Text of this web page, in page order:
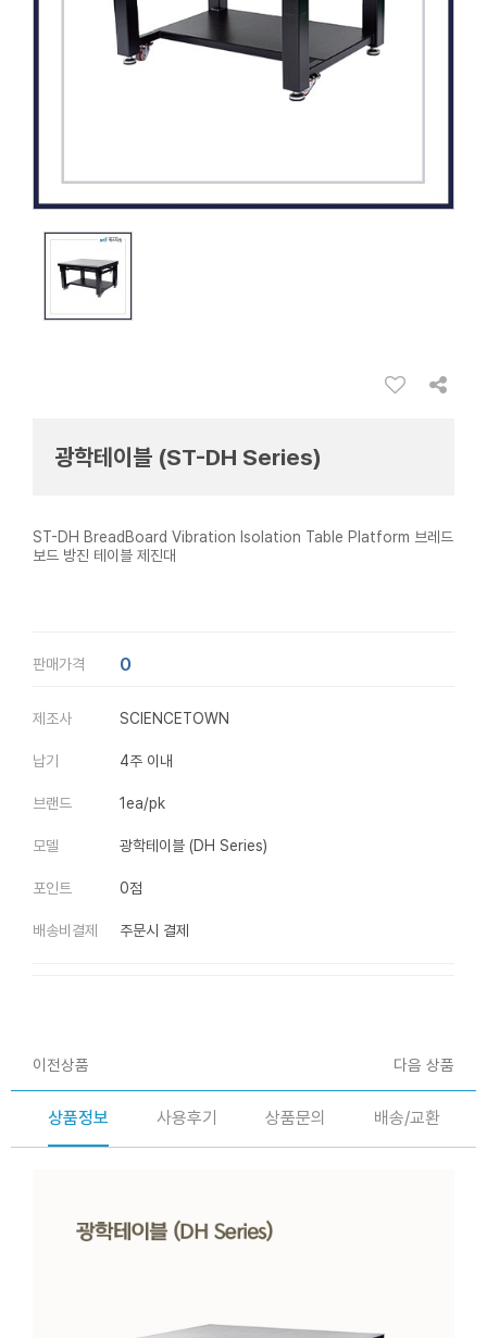
광학테이블 (ST-DH Series)
ST-DH BreadBoard Vibration Isolation Table Platform 브레드
보드 방진 테이블 제진대
판매가격 0
제조사 SCIENCETOWN
납기 4주 이내
브랜드 1ea/pk
모델 광학테이블 (DH Series)
포인트 0점
배송비결제 주문시 결제
이전상품 다음 상품
상품정보 사용후기 상품문의 배송/교환